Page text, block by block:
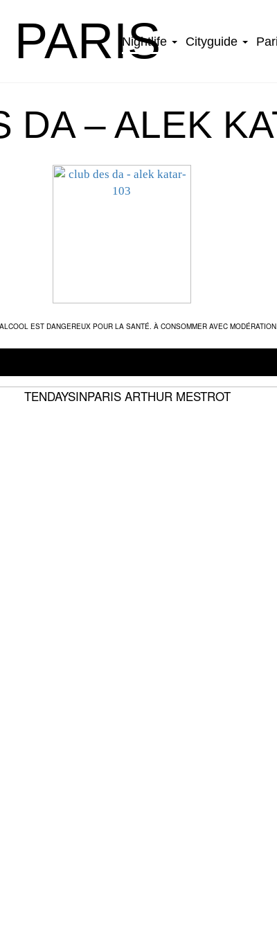
Nightlife Cityguide
DA – ALEK
EST DANGEREUX POUR LA SANTÉ. À CONSOMMER AVEC